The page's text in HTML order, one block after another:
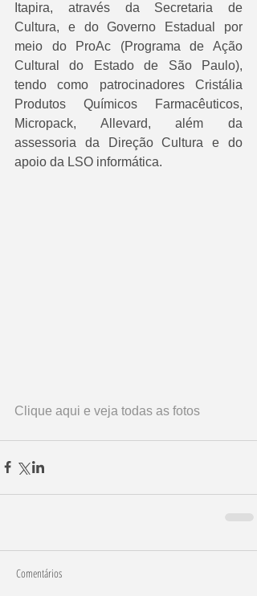
Itapira, através da Secretaria de
Cultura, e do Governo Estadual por
meio do ProAc (Programa de Ação
Cultural do Estado de São Paulo),
tendo como patrocinadores Cristália
Produtos Químicos Farmacêuticos,
Micropack, Allevard, além da
assessoria da Direção Cultura e do
apoio da LSO informática.
Clique aqui e veja todas as fotos
Comentários